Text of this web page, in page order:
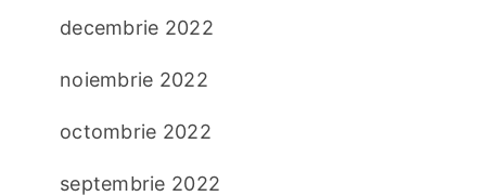
decembrie 2022
noiembrie 2022
octombrie 2022
septembrie 2022